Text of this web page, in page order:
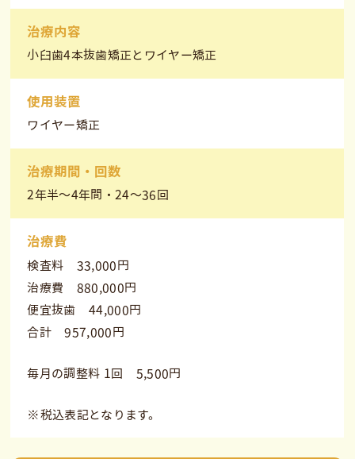
治療内容
小臼歯4本抜歯矯正とワイヤー矯正
使用装置
ワイヤー矯正
治療期間・回数
2年半～4年間・24〜36回
治療費
検査料 33,000円
治療費 880,000円
便宜抜歯 44,000円
合計 957,000円
毎月の調整料 1回 5,500円
※税込表記となります。